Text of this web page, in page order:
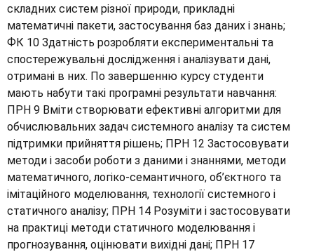
складних систем різної природи, прикладні
математичні пакети, застосування баз даних і знань;
ФК 10 Здатність розробляти експериментальні та
спостережувальні дослідження і аналізувати дані,
отримані в них. По завершенню курсу студенти
мають набути такі програмні результати навчання:
ПРН 9 Вміти створювати ефективні алгоритми для
обчислювальних задач системного аналізу та систем
підтримки прийняття рішень; ПРН 12 Застосовувати
методи і засоби роботи з даними і знаннями, методи
математичного, логіко-семантичного, об’єктного та
імітаційного моделювання, технології системного і
статичного аналізу; ПРН 14 Розуміти і застосовувати
на практиці методи статичного моделювання і
прогнозування, оцінювати вихідні дані; ПРН 17